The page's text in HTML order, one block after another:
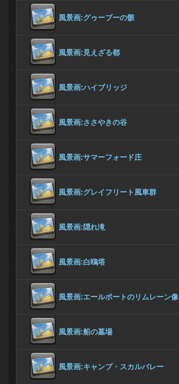
風景画:グゥーブーの骸
風景画:見えざる都
風景画:ハイブリッジ
風景画:ささやきの谷
風景画:サマーフォード庄
風景画:グレイフリート風車群
風景画:隠れ滝
風景画:白鴎塔
風景画:エールポートのリムレーン像
風景画:船の墓場
風景画:キャンプ・スカルバレー